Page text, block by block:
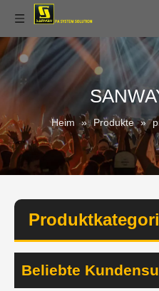
Heim » Produkte »
Beliebte